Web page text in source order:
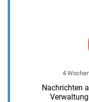
4
Nachrichten